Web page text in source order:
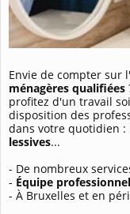
Envie de compter sur
ménagères qualifiées
profitez d'un travail
disposition des
dans votre quotidien :
lessives...
- De nombreux
- Équipe
- À Bruxelles et en